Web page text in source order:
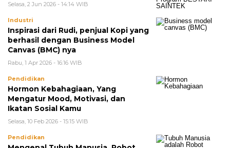
Selasa, 2 Jun 2026 - 14:14 WIB
Industri
Inspirasi dari Rudi, penjual Kopi yang
berhasil dengan Business Model
Canvas (BMC) nya
Rabu, 1 Apr 2026 - 16:16 WIB
Pendidikan
Hormon Kebahagiaan, Yang
Mengatur Mood, Motivasi, dan
Ikatan Sosial Kamu
Selasa, 10 Feb 2026 - 15:15 WIB
Pendidikan